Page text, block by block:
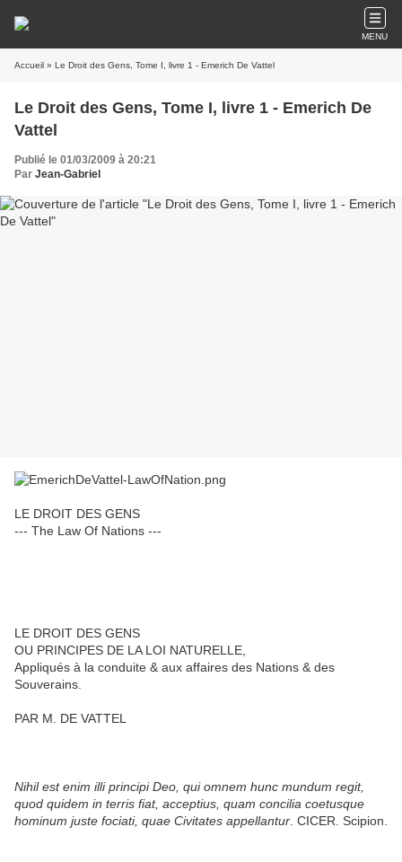
MENU
Accueil » Le Droit des Gens, Tome I, livre 1 - Emerich De Vattel
Le Droit des Gens, Tome I, livre 1 - Emerich De
Vattel
Publié le 01/03/2009 à 20:21
Par Jean-Gabriel
LE DROIT DES GENS
--- The Law Of Nations ---
LE DROIT DES GENS
OU PRINCIPES DE LA LOI NATURELLE,
Appliqués à la conduite & aux affaires des Nations & des
Souverains.
PAR M. DE VATTEL
Nihil est enim illi principi Deo, qui omnem hunc mundum regit,
quod quidem in terris fiat, acceptius, quam concilia coetusque
hominum juste fociati, quae Civitates appellantur . CICER. Scipion.